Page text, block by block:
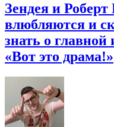
Зендея и
влюбляются и
знать о
«Вот это драма!»